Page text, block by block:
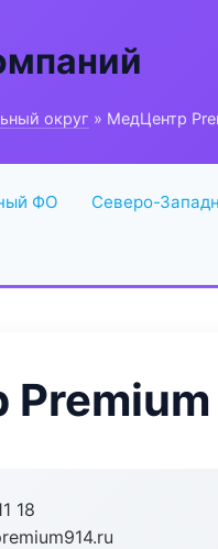
округ » МедЦентр
ФО Северо-
18